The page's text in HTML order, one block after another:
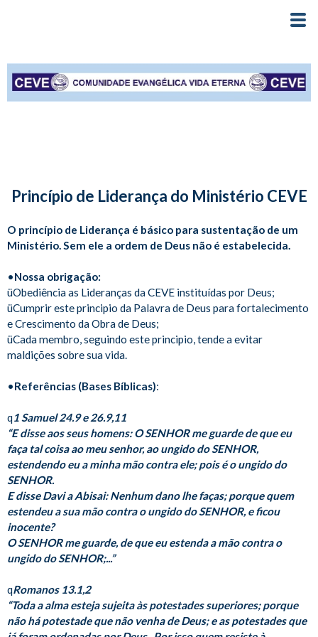
Princípio de Liderança do Ministério CEVE
O princípio de Liderança é básico para sustentação de um
Ministério. Sem ele a ordem de Deus não é estabelecida.
•Nossa obrigação:
üObediência as Lideranças da CEVE instituídas por Deus;
üCumprir este principio da Palavra de Deus para fortalecimento
e Crescimento da Obra de Deus;
üCada membro, seguindo este principio, tende a evitar
maldições sobre sua vida.
•Referências (Bases Bíblicas):
q1 Samuel 24.9 e 26.9,11
“E disse aos seus homens: O SENHOR me guarde de que eu
faça tal coisa ao meu senhor, ao ungido do SENHOR,
estendendo eu a minha mão contra ele; pois é o ungido do
SENHOR.
E disse Davi a Abisai: Nenhum dano lhe faças; porque quem
estendeu a sua mão contra o ungido do SENHOR, e ficou
inocente?
O SENHOR me guarde, de que eu estenda a mão contra o
ungido do SENHOR;...”
qRomanos 13.1,2
“Toda a alma esteja sujeita às potestades superiores; porque
não há potestade que não venha de Deus; e as potestades que